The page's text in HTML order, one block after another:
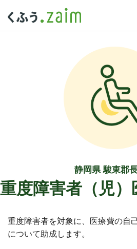
静岡県 駿東郡
重度障害者（児）
重度障害者を対象に、医療費の自
について助成します。